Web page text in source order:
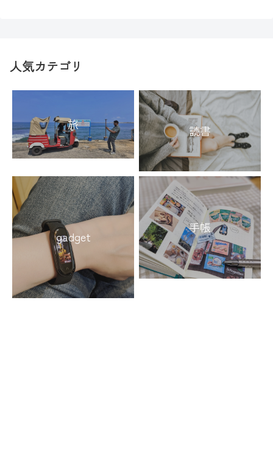
人気カテゴリ
旅 読書
gadget
手帳